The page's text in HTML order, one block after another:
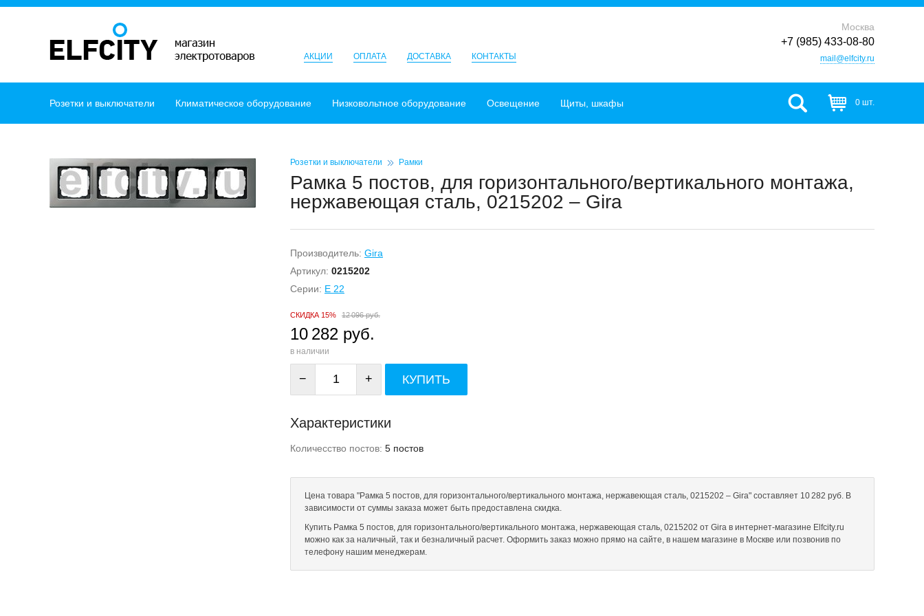
АКЦИИ ОПЛАТА ДОСТАВКА КОНТАКТЫ
Москва
+7 (985) 433-08-80
mail@elfcity.ru
Розетки и выключатели Климатическое оборудование Низковольтное оборудование Освещение Щиты, шкафы 0 шт.
Розетки и выключатели Рамки
Рамка 5 постов, для горизонтального/вертикального монтажа,
нержавеющая сталь, 0215202 – Gira
Производитель: Gira
Артикул: 0215202
Серии: E 22
СКИДКА 15% 12 096 руб.
10 282 руб.
в наличии
− + КУПИТЬ
Характеристики
Количесство постов: 5 постов
Цена товара "Рамка 5 постов, для горизонтального/вертикального монтажа, нержавеющая сталь, 0215202 – Gira" составляет 10 282 руб. В
зависимости от суммы заказа может быть предоставлена скидка.
Купить Рамка 5 постов, для горизонтального/вертикального монтажа, нержавеющая сталь, 0215202 от Gira в интернет-магазине Elfcity.ru
можно как за наличный, так и безналичный расчет. Оформить заказ можно прямо на сайте, в нашем магазине в Москве или позвонив по
телефону нашим менеджерам.